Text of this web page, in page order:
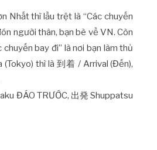
Nhất thì lầu trệt là “Các chuyến
người thân, bạn bè về VN. Còn
chuyến bay đi” là nơi bạn làm thủ
(Tokyo) thì là 到着 / Arrival (Đến),
ĐÁO TRƯỚC, 出発 Shuppatsu